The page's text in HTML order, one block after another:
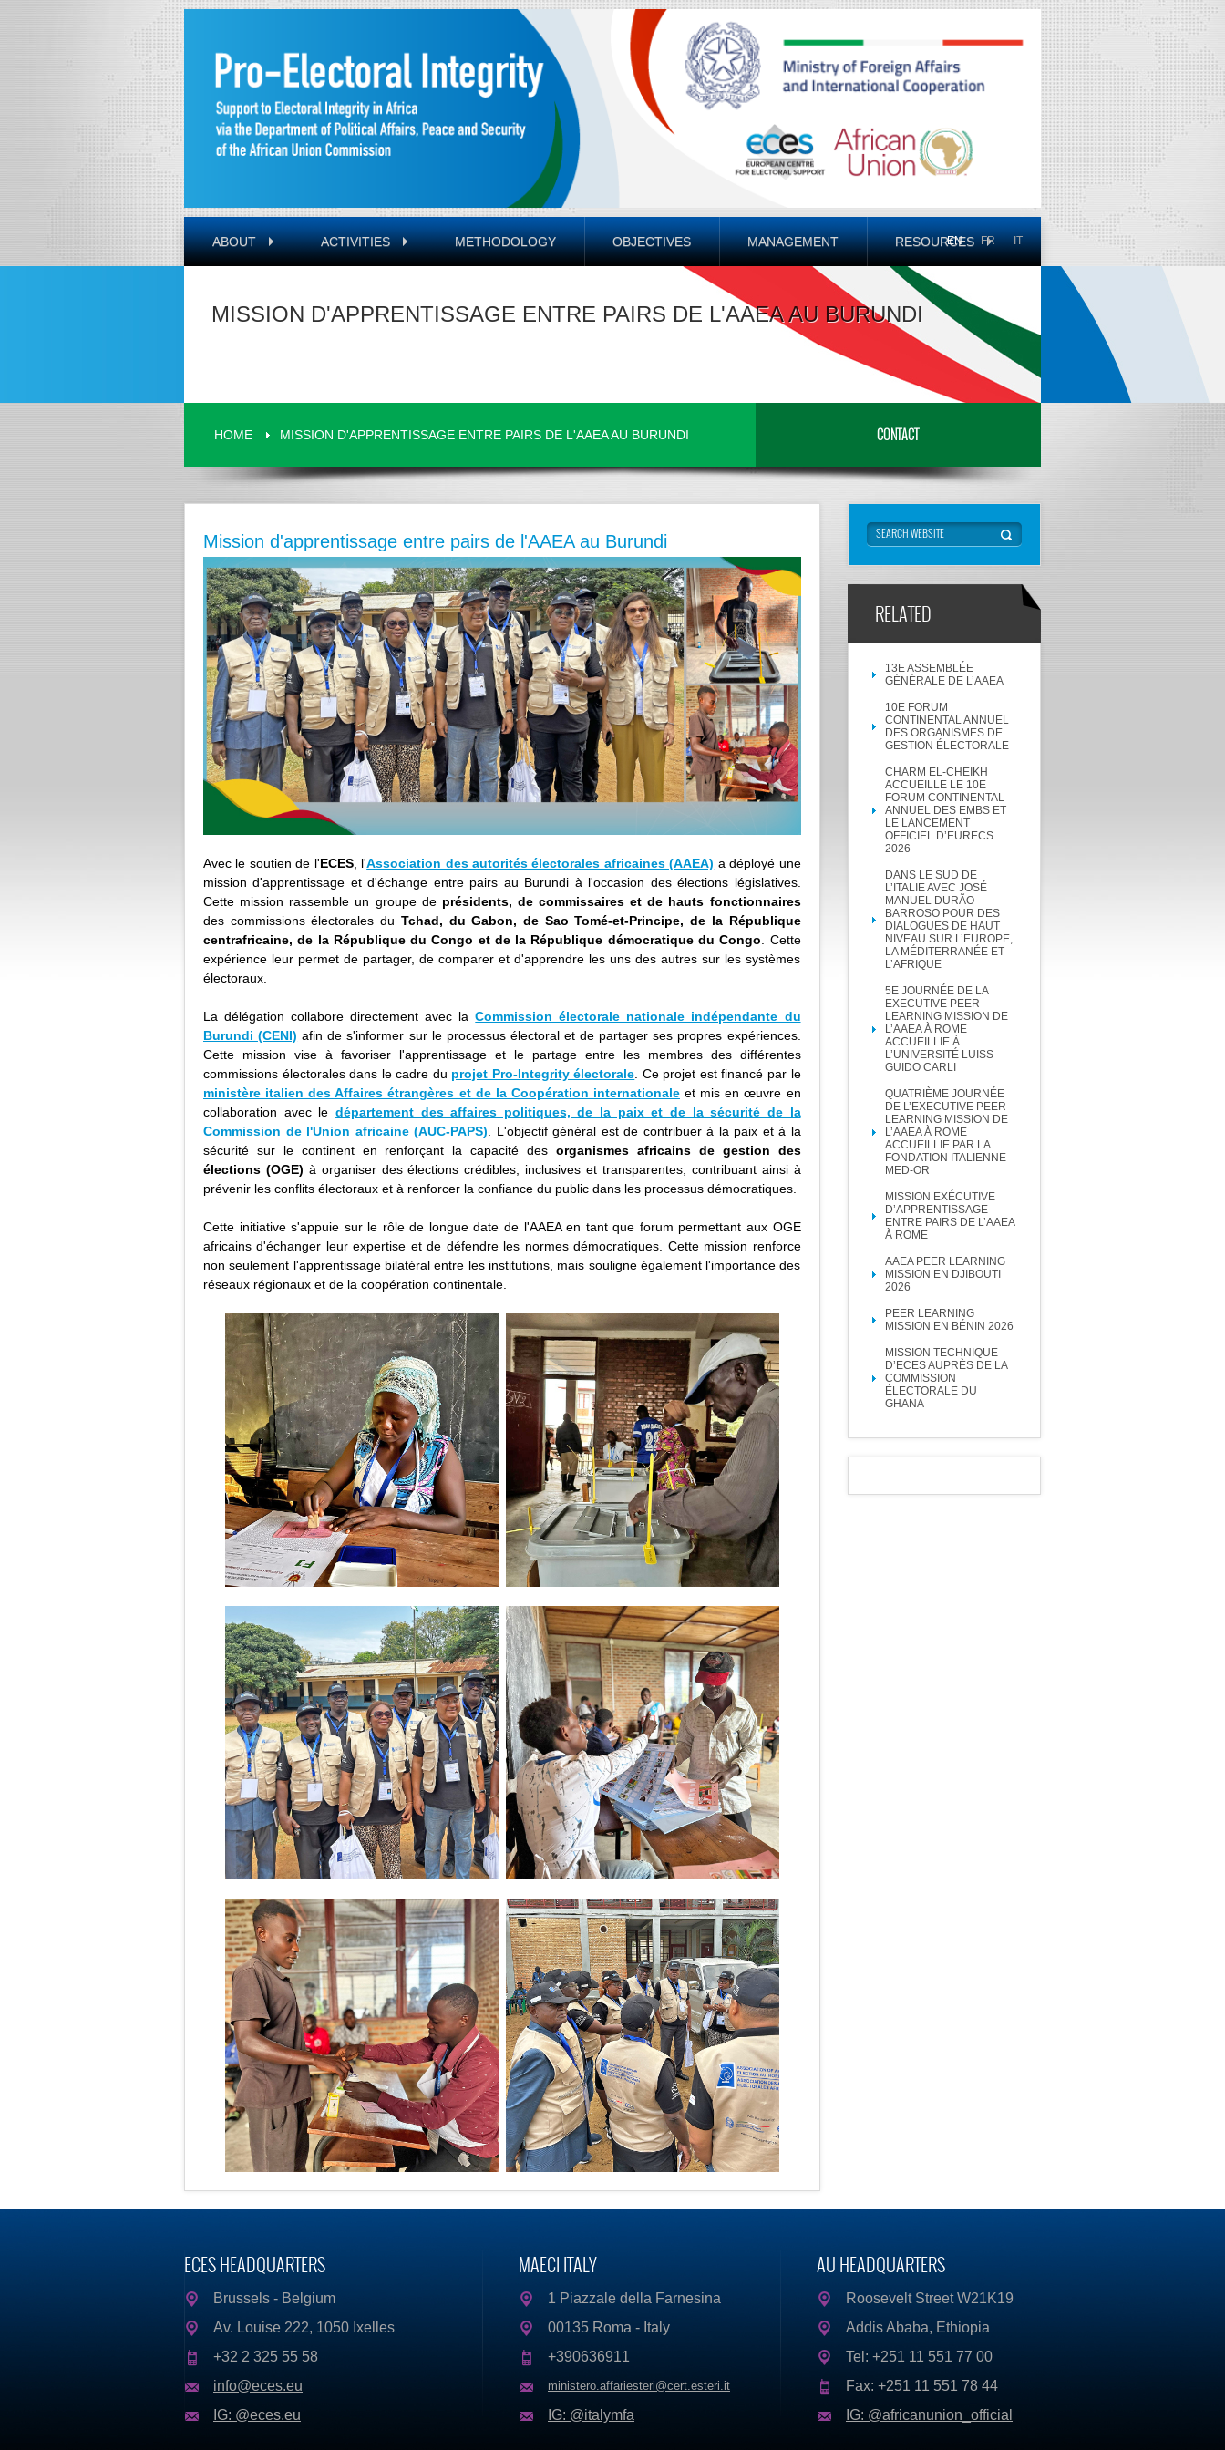
ABOUT ACTIVITIES METHODOLOGY OBJECTIVES MANAGEMENT RESOURCES
EN FR IT
MISSION D'APPRENTISSAGE ENTRE PAIRS DE L'AAEA AU BURUNDI
HOME MISSION D'APPRENTISSAGE ENTRE PAIRS DE L'AAEA AU BURUNDI CONTACT
Mission d'apprentissage entre pairs de l'AAEA au Burundi
Avec le soutien de l'ECES, l'Association des autorités électorales africaines (AAEA) a déployé une
mission d'apprentissage et d'échange entre pairs au Burundi à l'occasion des élections législatives.
Cette mission rassemble un groupe de présidents, de commissaires et de hauts fonctionnaires
des commissions électorales du Tchad, du Gabon, de Sao Tomé-et-Principe, de la République
centrafricaine, de la République du Congo et de la République démocratique du Congo . Cette
expérience leur permet de partager, de comparer et d'apprendre les uns des autres sur les systèmes
électoraux.
La délégation collabore directement avec laCommission électorale nationale indépendante du
Burundi (CENI) afin de s'informer sur le processus électoral et de partager ses propres expériences.
Cette mission vise à favoriser l'apprentissage et le partage entre les membres des différentes
commissions électorales dans le cadre du projet Pro-Integrity électorale . Ce projet est financé par le
ministère italien des Affaires étrangères et de la Coopération internationaleet mis en œuvre en
collaboration avec le département des affaires politiques, de la paix et de la sécurité de la
Commission de l'Union africaine (AUC-PAPS) . L'objectif général est de contribuer à la paix et à la
sécurité sur le continent en renforçant la capacité des organismes africains de gestion des
élections (OGE) à organiser des élections crédibles, inclusives et transparentes, contribuant ainsi à
prévenir les conflits électoraux et à renforcer la confiance du public dans les processus démocratiques.
Cette initiative s'appuie sur le rôle de longue date de l'AAEA en tant que forum permettant aux OGE
africains d'échanger leur expertise et de défendre les normes démocratiques. Cette mission renforce
non seulement l'apprentissage bilatéral entre les institutions, mais souligne également l'importance des
réseaux régionaux et de la coopération continentale.
RELATED
13E ASSEMBLÉE
GÉNÉRALE DE L’AAEA
10E FORUM
CONTINENTAL ANNUEL
DES ORGANISMES DE
GESTION ÉLECTORALE
CHARM EL-CHEIKH
ACCUEILLE LE 10E
FORUM CONTINENTAL
ANNUEL DES EMBS ET
LE LANCEMENT
OFFICIEL D’EURECS
2026
DANS LE SUD DE
L’ITALIE AVEC JOSÉ
MANUEL DURÃO
BARROSO POUR DES
DIALOGUES DE HAUT
NIVEAU SUR L’EUROPE,
LA MÉDITERRANÉE ET
L’AFRIQUE
5E JOURNÉE DE LA
EXECUTIVE PEER
LEARNING MISSION DE
L’AAEA À ROME
ACCUEILLIE À
L’UNIVERSITÉ LUISS
GUIDO CARLI
QUATRIÈME JOURNÉE
DE L’EXECUTIVE PEER
LEARNING MISSION DE
L’AAEA À ROME
ACCUEILLIE PAR LA
FONDATION ITALIENNE
MED-OR
MISSION EXÉCUTIVE
D’APPRENTISSAGE
ENTRE PAIRS DE L’AAEA
À ROME
AAEA PEER LEARNING
MISSION EN DJIBOUTI
2026
PEER LEARNING
MISSION EN BÉNIN 2026
MISSION TECHNIQUE
D’ECES AUPRÈS DE LA
COMMISSION
ÉLECTORALE DU
GHANA
ECES HEADQUARTERS
Brussels - Belgium
Av. Louise 222, 1050 Ixelles
+32 2 325 55 58
info@eces.eu
IG: @eces.eu
MAECI ITALY
1 Piazzale della Farnesina
00135 Roma - Italy
+390636911
ministero.affariesteri@cert.esteri.it
IG: @italymfa
AU HEADQUARTERS
Roosevelt Street W21K19
Addis Ababa, Ethiopia
Tel: +251 11 551 77 00
Fax: +251 11 551 78 44
IG: @africanunion_official